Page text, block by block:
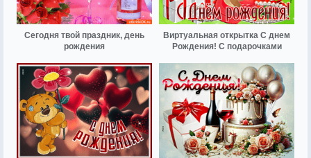
Сегодня твой праздник, день
рождения
Виртуальная открытка С днем
Рождения! С подарочками